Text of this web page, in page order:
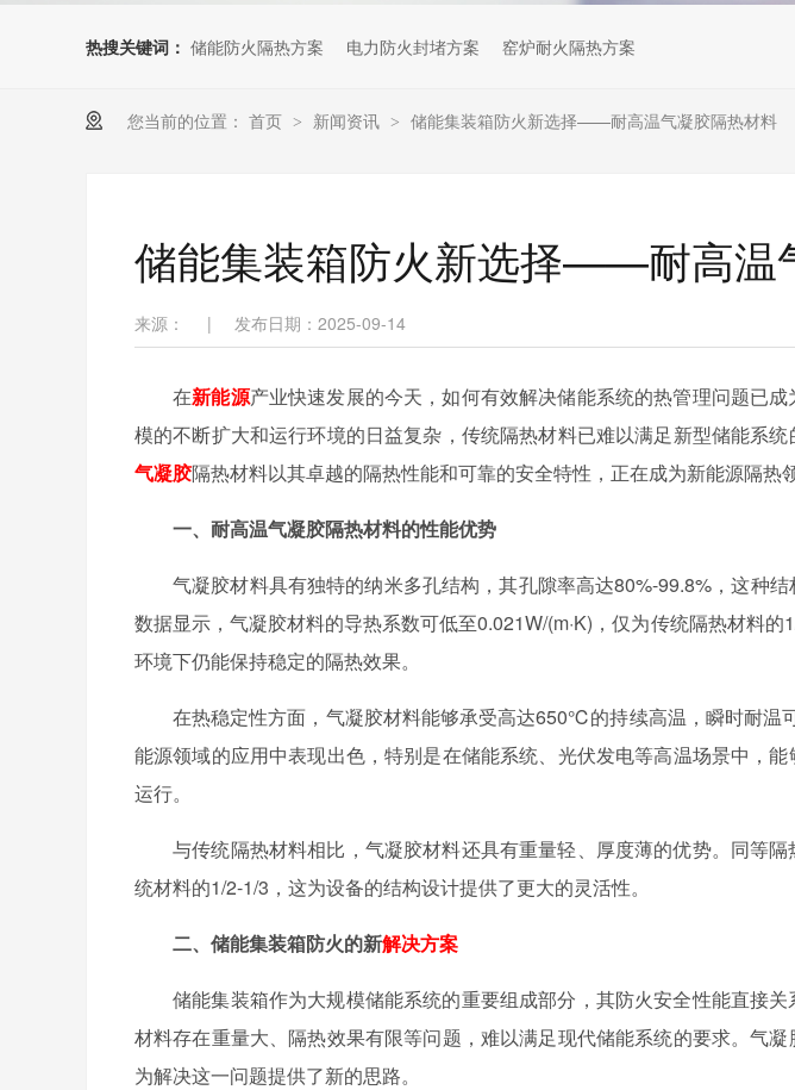
热搜关键词： 储能防火隔热方案 电力防火封堵方案 窑炉耐火隔热方案
您当前的位置： 首页 > 新闻资讯 > 储能集装箱防火新选择——耐高温气凝胶隔热材料
储能集装箱防火新选择——耐高温
来源： | 发布日期：2025-09-14
在新能源产业快速发展的今天，如何有效解决储能系统的热管理问题已
模的不断扩大和运行环境的日益复杂，传统隔热材料已难以满足新型储能系
气凝胶隔热材料以其卓越的隔热性能和可靠的安全特性，正在成为新能源隔热
一、耐高温气凝胶隔热材料的性能优势
气凝胶材料具有独特的纳米多孔结构，其孔隙率高达80%-99.8%，这种
数据显示，气凝胶材料的导热系数可低至0.021W/(m·K)，仅为传统隔热材料
环境下仍能保持稳定的隔热效果。
在热稳定性方面，气凝胶材料能够承受高达650℃的持续高温，瞬时耐
能源领域的应用中表现出色，特别是在储能系统、光伏发电等高温场景中，
运行。
与传统隔热材料相比，气凝胶材料还具有重量轻、厚度薄的优势。同等
统材料的1/2-1/3，这为设备的结构设计提供了更大的灵活性。
二、储能集装箱防火的新解决方案
储能集装箱作为大规模储能系统的重要组成部分，其防火安全性能直接
材料存在重量大、隔热效果有限等问题，难以满足现代储能系统的要求。气凝
为解决这一问题提供了新的思路。